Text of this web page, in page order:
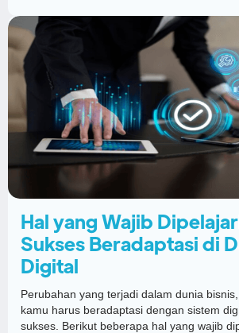
Hal yang Wajib
Sukses Beradaptasi di
Digital
Perubahan yang terjadi dalam dunia
kamu harus beradaptasi dengan sistem
sukses. Berikut beberapa hal yang wajib